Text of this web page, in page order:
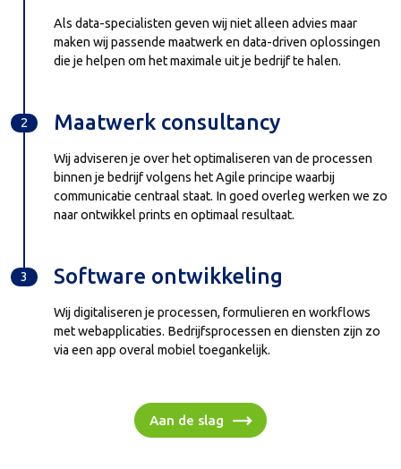
Als data-specialisten geven wij niet alleen advies maar
maken wij passende maatwerk en data-driven oplossingen
die je helpen om het maximale uit je bedrijf te halen.
2 Maatwerk consultancy
Wij adviseren je over het optimaliseren van de processen
binnen je bedrijf volgens het Agile principe waarbij
communicatie centraal staat. In goed overleg werken we zo
naar ontwikkel prints en optimaal resultaat.
3 Software ontwikkeling
Wij digitaliseren je processen, formulieren en workflows
met webapplicaties. Bedrijfsprocessen en diensten zijn zo
via een app overal mobiel toegankelijk.
Aan de slag